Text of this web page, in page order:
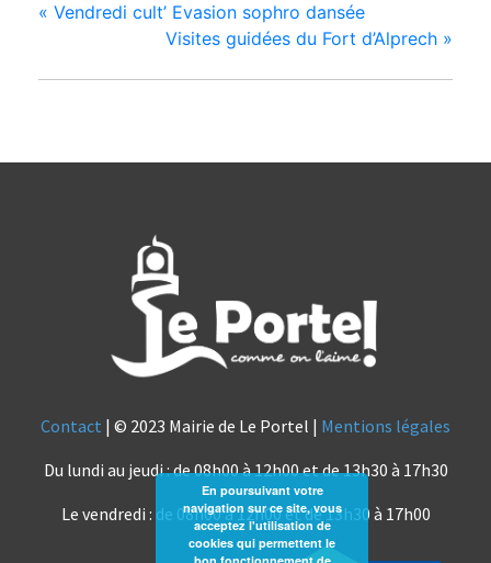
« Vendredi cult’ Evasion sophro dansée
Visites guidées du Fort d’Alprech »
Contact | © 2023 Mairie de Le Portel | Mentions légales
Du lundi au jeudi : de 08h00 à 12h00 et de 13h30 à 17h30
Le vendredi : de 08h00 à 12h00 et de 13h30 à 17h00
En poursuivant votre
navigation sur ce site, vous
acceptez l'utilisation de
cookies qui permettent le